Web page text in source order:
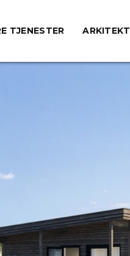
TJENESTER ARKITEKT